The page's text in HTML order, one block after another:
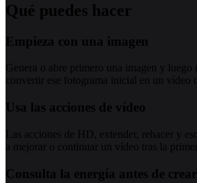
Qué puedes hacer
Empieza con una imagen
Genera o abre primero una imagen y luego
convertir ese fotograma inicial en un vídeo
Usa las acciones de vídeo
Las acciones de HD, extender, rehacer y
a mejorar o continuar un vídeo tras la
Consulta la energía antes de crear